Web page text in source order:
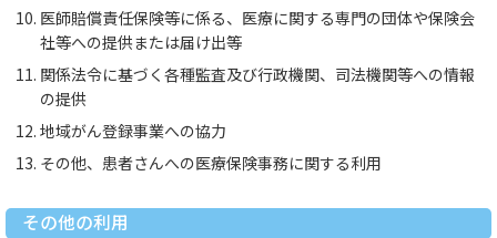
医師賠償責任保険等に係る、医療に関する専門の団体や保険会
社等への提供または届け出等
関係法令に基づく各種監査及び行政機関、司法機関等への情報
の提供
地域がん登録事業への協力
その他、患者さんへの医療保険事務に関する利用
その他の利用